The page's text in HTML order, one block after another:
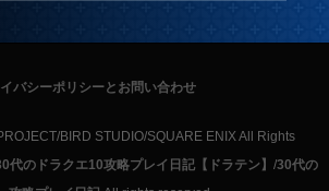
バシーポリシーとお問い合わせ
BIRD STUDIO/SQUARE ENIX All Rights
代のドラクエ10攻略プレイ日記【ドラテン】 /30代の